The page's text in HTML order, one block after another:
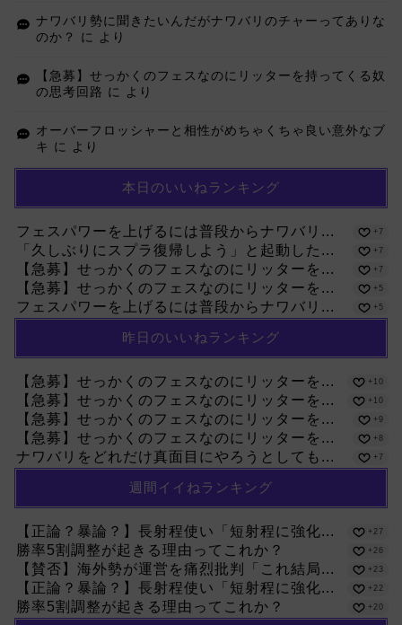
ナワバリ勢に聞きたいんだがナワバリのチャーってありな
のか？
に より
【急募】せっかくのフェスなのにリッターを持ってくる奴
の思考回路 に より
オーバーフロッシャーと相性がめちゃくちゃ良い意外なブ
キ に より
本日のいいねランキング
フェスパワーを上げるには普段からナワバリ... +7
「久しぶりにスプラ復帰しよう」と起動した... +7
【急募】せっかくのフェスなのにリッターを... +7
【急募】せっかくのフェスなのにリッターを... +5
フェスパワーを上げるには普段からナワバリ... +5
昨日のいいねランキング
【急募】せっかくのフェスなのにリッターを... +10
【急募】せっかくのフェスなのにリッターを... +10
【急募】せっかくのフェスなのにリッターを... +9
【急募】せっかくのフェスなのにリッターを... +8
ナワバリをどれだけ真面目にやろうとしても... +7
週間イイねランキング
【正論？暴論？】長射程使い「短射程に強化... +27
勝率5割調整が起きる理由ってこれか？ +26
【賛否】海外勢が運営を痛烈批判「これ結局... +23
【正論？暴論？】長射程使い「短射程に強化... +22
勝率5割調整が起きる理由ってこれか？ +20